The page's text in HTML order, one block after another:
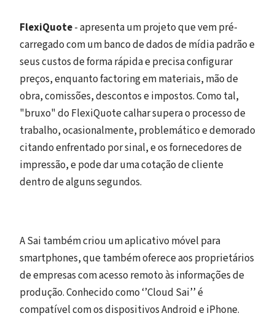
FlexiQuote- apresenta um projeto que vem pré-
carregado com um banco de dados de mídia padrão e
seus custos de forma rápida e precisa configurar
preços, enquanto factoring em materiais, mão de
obra, comissões, descontos e impostos. Como tal,
"bruxo" do FlexiQuote calhar supera o processo de
trabalho, ocasionalmente, problemático e demorado
citando enfrentado por sinal, e os fornecedores de
impressão, e pode dar uma cotação de cliente
dentro de alguns segundos.
A Sai também criou um aplicativo móvel para
smartphones, que também oferece aos proprietários
de empresas com acesso remoto às informações de
produção. Conhecido como ‘’Cloud Sai’’ é
compatível com os dispositivos Android e iPhone.